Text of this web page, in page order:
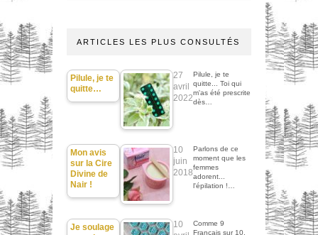
ARTICLES LES PLUS CONSULTÉS
Pilule, je te
quitte…
27
avril
2022
Pilule, je te
quitte... Toi qui
m'as été prescrite
dès…
Mon avis
sur la Cire
Divine de
Nair !
10
juin
2018
Parlons de ce
moment que les
femmes
adorent...
l'épilation !…
Je soulage
10
Comme 9
Français sur 10,